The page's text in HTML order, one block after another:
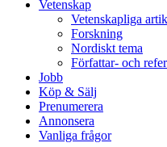
Vetenskap
Vetenskapliga
Forskning
Nordiskt tema
Författar- och
Jobb
Köp & Sälj
Prenumerera
Annonsera
Vanliga frågor